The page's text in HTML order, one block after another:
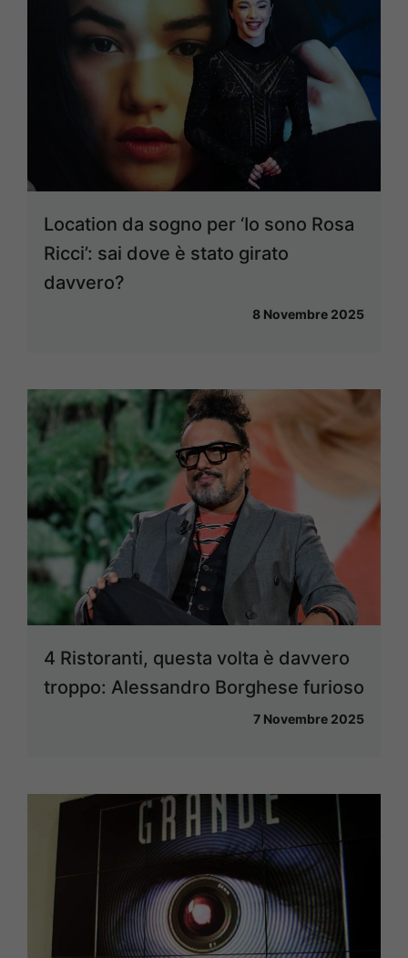
Location da sogno per ‘Io sono Rosa
Ricci’: sai dove è stato girato
davvero?
8 Novembre 2025
4 Ristoranti, questa volta è davvero
troppo: Alessandro Borghese furioso
7 Novembre 2025